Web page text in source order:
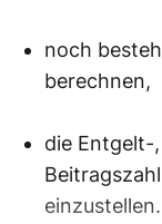
noch
berechnen,
die Entgelt-
einzustellen.